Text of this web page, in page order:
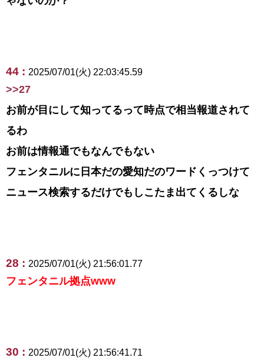
44 : 2025/07/01(火) 22:03:45.59
>>27
お前が目にして知ってるって時点で相当報道されて
るわ
お前は情報通でもなんでもない
フェンタニルに日本だの愛知だのワードくっつけて
ニュース検索するだけでもしこたま出てくるしな
28 : 2025/07/01(火) 21:56:01.77
フェンタニル拠点www
30 : 2025/07/01(火) 21:56:41.71